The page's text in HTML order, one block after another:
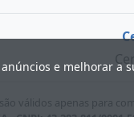
válidos apenas para
e melhorar